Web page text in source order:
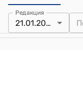
Редакция
21.01.2026